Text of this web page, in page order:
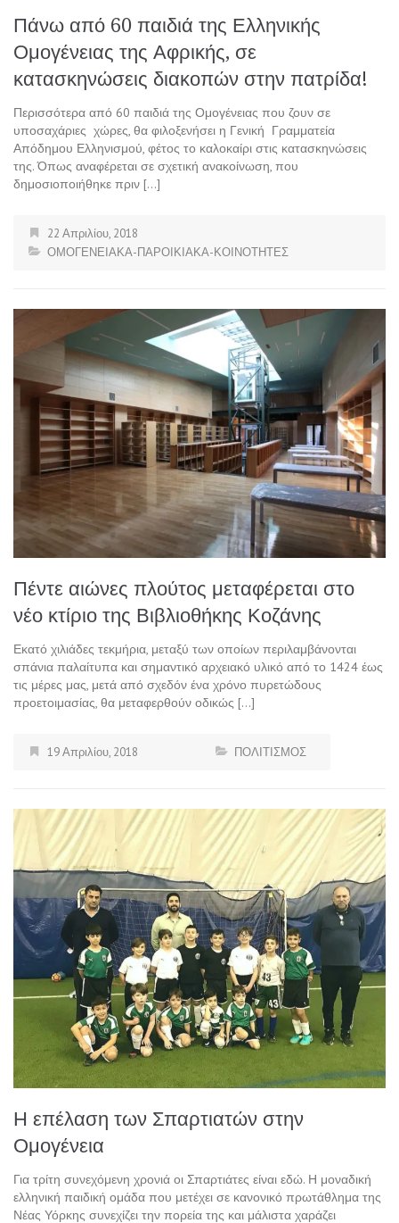
Πάνω από 60 παιδιά της Ελληνικής
Ομογένειας της Αφρικής, σε
κατασκηνώσεις διακοπών στην πατρίδα!
Περισσότερα από 60 παιδιά της Ομογένειας που ζουν σε
υποσαχάριες χώρες, θα φιλοξενήσει η Γενική Γραμματεία
Απόδημου Ελληνισμού, φέτος το καλοκαίρι στις κατασκηνώσεις
της. Όπως αναφέρεται σε σχετική ανακοίνωση, που
δημοσιοποιήθηκε πριν […]
22 Απριλίου, 2018
ΟΜΟΓΕΝΕΙΑΚΑ-ΠΑΡΟΙΚΙΑΚΑ-ΚΟΙΝΟΤΗΤΕΣ
Πέντε αιώνες πλούτος μεταφέρεται στο
νέο κτίριο της Βιβλιοθήκης Κοζάνης
Εκατό χιλιάδες τεκμήρια, μεταξύ των οποίων περιλαμβάνονται
σπάνια παλαίτυπα και σημαντικό αρχειακό υλικό από το 1424 έως
τις μέρες μας, μετά από σχεδόν ένα χρόνο πυρετώδους
προετοιμασίας, θα μεταφερθούν οδικώς […]
19 Απριλίου, 2018 ΠΟΛΙΤΙΣΜΟΣ
Η επέλαση των Σπαρτιατών στην
Ομογένεια
Για τρίτη συνεχόμενη χρονιά οι Σπαρτιάτες είναι εδώ. Η μοναδική
ελληνική παιδική ομάδα που μετέχει σε κανονικό πρωτάθλημα της
Νέας Υόρκης συνεχίζει την πορεία της και μάλιστα χαράζει